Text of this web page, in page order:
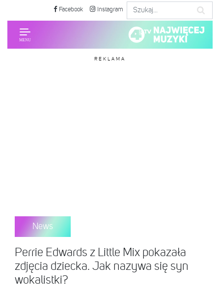
Facebook Instagram
REKLAMA
News
Perrie Edwards z Little Mix pokazała
zdjęcia dziecka. Jak nazywa się syn
wokalistki?